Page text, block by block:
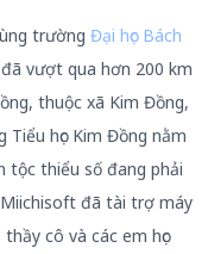
trường Đại học Bách
vượt qua hơn 200 km
thuộc xã Kim Đồng,
học Kim Đồng nằm
tộc thiểu số đang phải
đã tài trợ máy
cô và các em học